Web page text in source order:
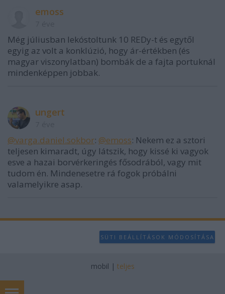
emoss
Még júliusban lekóstoltunk 10 REDy-t és egytől
egyig az volt a konklúzió, hogy ár-értékben (és
magyar viszonylatban) bombák de a fajta portuknál
mindenképpen jobbak.
ungert
@varga.daniel.sokbor: @emoss: Nekem ez a sztori
teljesen kimaradt, úgy látszik, hogy kissé ki vagyok
esve a hazai borvérkeringés fősodrából, vagy mit
tudom én. Mindenesetre rá fogok próbálni
valamelyikre asap.
SÜTI BEÁLLÍTÁSOK MÓDOSÍTÁSA
mobil | teljes